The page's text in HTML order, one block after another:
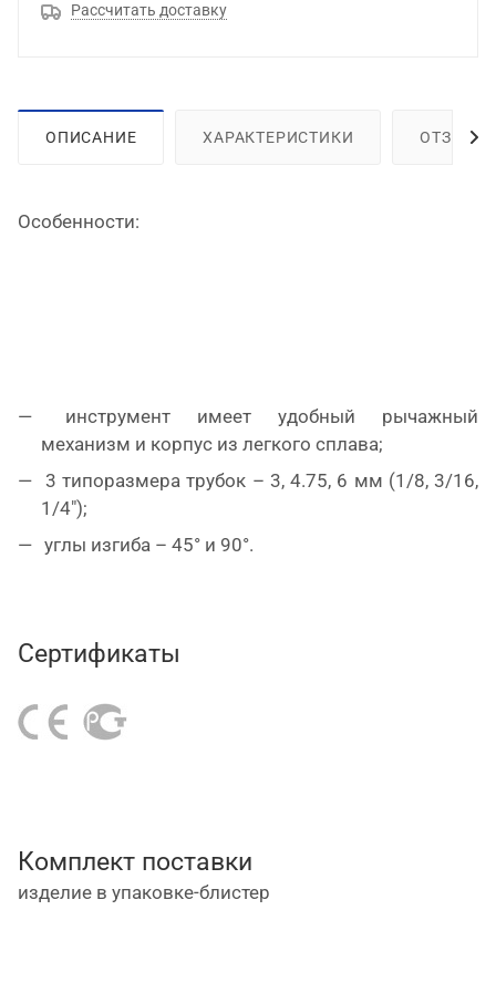
Рассчитать доставку
ОПИСАНИЕ ХАРАКТЕРИСТИКИ ОТЗЫВЫ
Особенности:
механизм и корпус из легкого сплава;
1/4");
углы изгиба – 45° и 90°.
Сертификаты
Комплект поставки
изделие в упаковке-блистер